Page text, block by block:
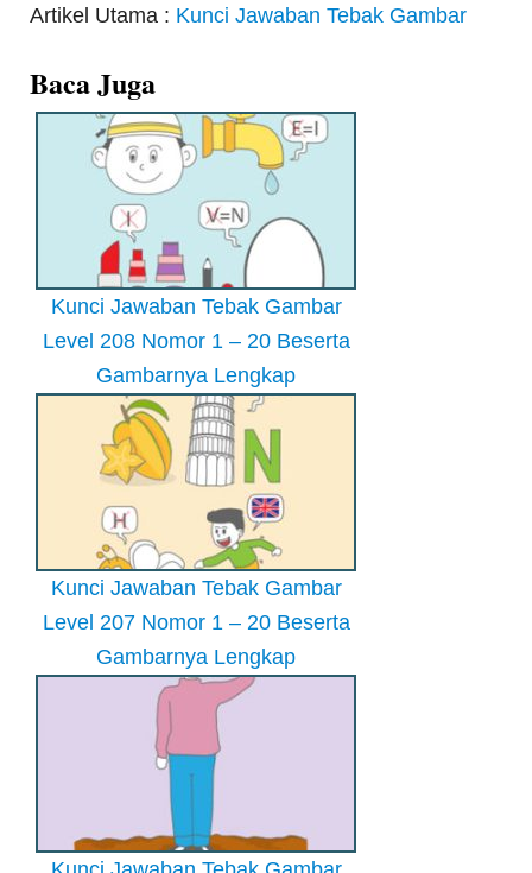
Artikel Utama : Kunci Jawaban Tebak Gambar
Baca Juga
Kunci Jawaban Tebak Gambar
Level 208 Nomor 1 – 20 Beserta
Gambarnya Lengkap
Kunci Jawaban Tebak Gambar
Level 207 Nomor 1 – 20 Beserta
Gambarnya Lengkap